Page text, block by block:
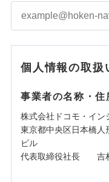
個人情報の取扱
事業者の名称・住
株式会社ドコモ・イン
東京都中央区日本橋
ビル
代表取締役社長 吉